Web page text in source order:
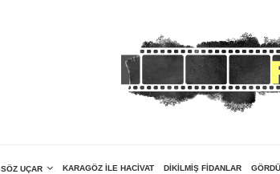
SÖZ UÇAR KARAGÖZ ILE HACIVAT DIKILMIŞ FIDANLAR